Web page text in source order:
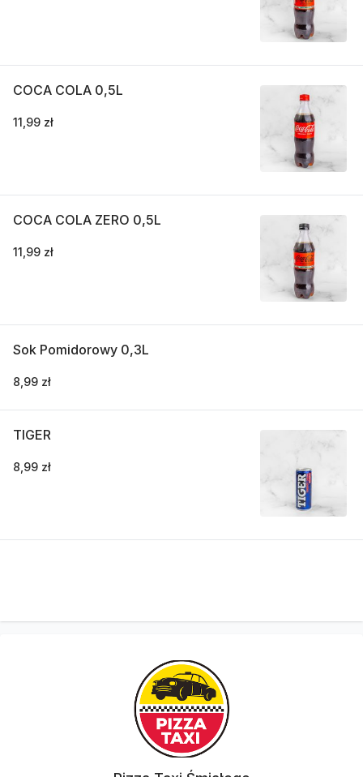
COCA COLA 0,5L
11,99 zł
COCA COLA ZERO 0,5L
11,99 zł
Sok Pomidorowy 0,3L
8,99 zł
TIGER
8,99 zł